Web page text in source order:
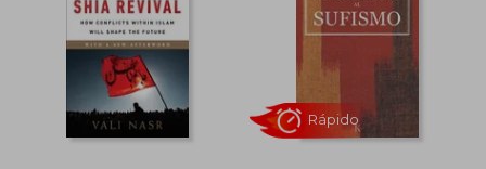
5%
dcto. 14,14 €
5%